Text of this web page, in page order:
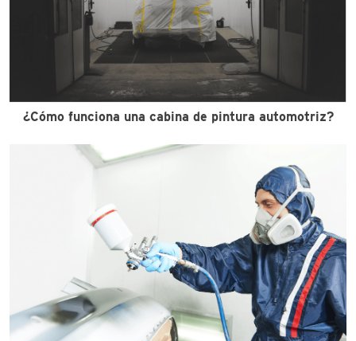
¿Cómo funciona una cabina de pintura automotriz?